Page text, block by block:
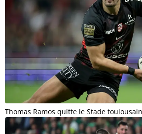
Thomas Ramos quitte le Stade